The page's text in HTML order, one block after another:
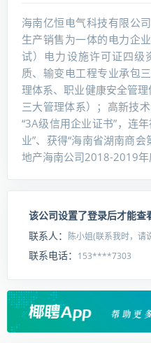
海南亿恒电气科技有限公
生产销售为一体的电力企
试）电力设施许可证四级
质、输变电工程专业承包
理体系、职业健康安全管
三大管理体系）；高新技
“3A级信用企业证书”，连
业”、获得“海南省湖南商
地产海南公司2018-2019年
该公司设置了登录后才能查
联系人：
陈小姐(联系我时，请
联系电话： 153****7303